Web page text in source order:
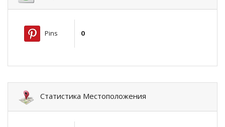
Pins 0
Статистика Местоположения